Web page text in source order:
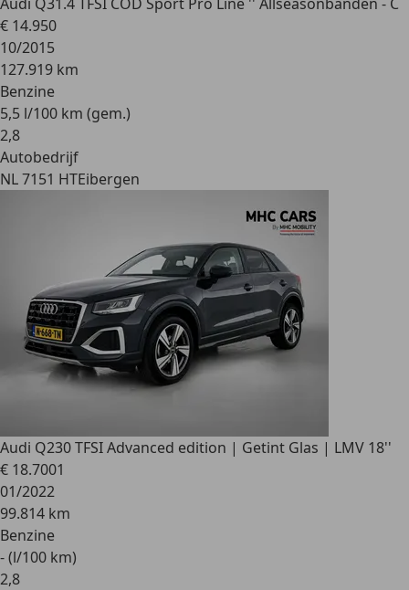
€ 14.950
10/2015
127.919 km
Benzine
5,5 l/100 km (gem.)
2,8
Autobedrijf
NL 7151 HTEibergen
Audi Q230 TFSI Advanced edition | Getint Glas | LMV 18''
€ 18.7001
01/2022
99.814 km
Benzine
- (l/100 km)
2,8